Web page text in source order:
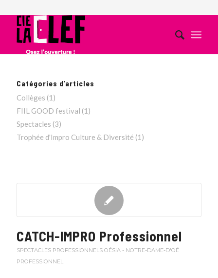
Catégories d’articles
Collèges (1)
FIIL GOOD festival (1)
Spectacles (3)
Trophée d'Impro Culture & Diversité (1)
CATCH-IMPRO Professionnel
SPECTACLES PROFESSIONNELS OÉSIA - NOTRE-DAME-D'OÉ
PROFESSIONNEL